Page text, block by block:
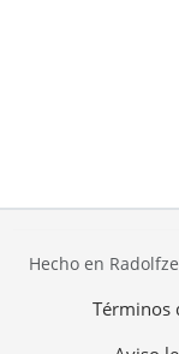
Hecho en
Términos